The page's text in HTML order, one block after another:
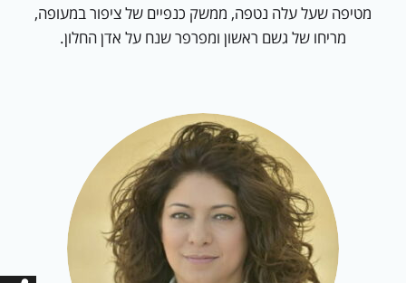
מטיפה שעל עלה נטפה, ממשק כנפיים של ציפור במעופה,
מריחו של גשם ראשון ומפרפר שנח על אדן החלון.